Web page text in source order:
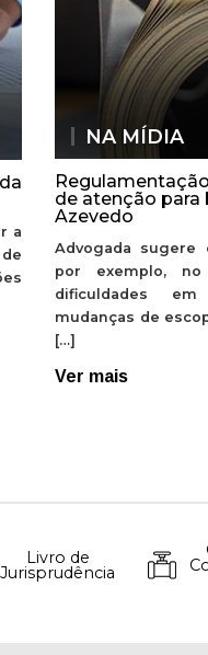
a
NA MÍDIA
de atenção para
Azevedo
Advogada sugere
por exemplo,
dificuldades
mudanças de
[…]
Ver mais
Livro de
Jurisprudência